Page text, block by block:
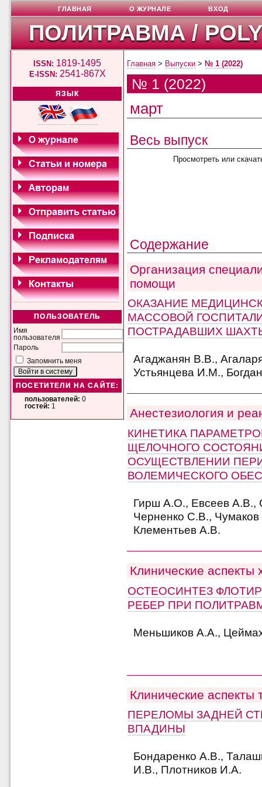
ПОЛИТРАВМА /
ISSN: 1819-1495
E-ISSN: 2541-867X
ЯЗЫК
ПОЛЬЗОВАТЕЛЬ
Имя
пользователя
Пароль
Запомнить меня
ПОСЕТИТЕЛИ НА САЙТЕ:
пользователей: 0
гостей: 1
ГЛАВНАЯ О ЖУРНАЛЕ ВХОД
Главная > Выпуски > № 1 (2022)
№ 1 (2022)
март
Весь выпуск
Просмотреть или
Содержание
Организация
помощи
ОКАЗАНИЕ
МАССОВОЙ
ПОСТРАДАВШИХ
Агаджанян В.В.,
Устьянцева И.М.,
Анестезиология и
КИНЕТИКА
ЩЕЛОЧНОГО
ОСУЩЕСТВЛЕНИИ
ВОЛЕМИЧЕСКОГО
Гирш А.О., Евсеев А.В.,
Черненко С.В.,
Клементьев А.В.
Клинические аспекты
ОСТЕОСИНТЕЗ
РЕБЕР ПРИ
Меньшиков А.А.,
Клинические аспекты
ПЕРЕЛОМЫ ЗАДНЕЙ
ВПАДИНЫ
Бондаренко А.В.,
И.В., Плотников И.А.